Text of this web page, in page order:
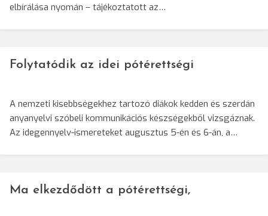
elbírálása nyomán – tájékoztatott az…
Folytatódik az idei pótérettségi
A nemzeti kisebbségekhez tartozó diákok kedden és szerdán
anyanyelvi szóbeli kommunikációs készségekből vizsgáznak.
Az idegennyelv-ismereteket augusztus 5-én és 6-án, a…
Ma elkezdődött a pótérettségi,